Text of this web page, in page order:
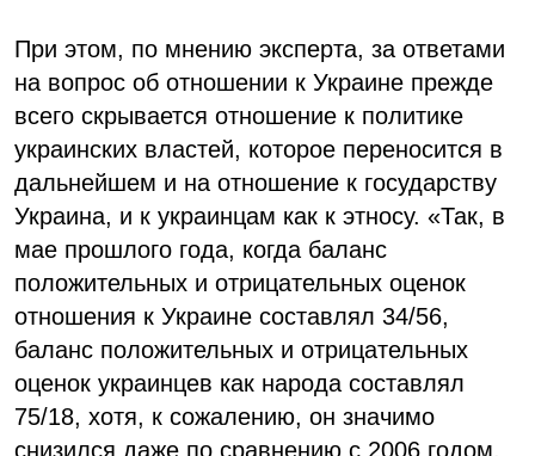
При этом, по мнению эксперта, за ответами
на вопрос об отношении к Украине прежде
всего скрывается отношение к политике
украинских властей, которое переносится в
дальнейшем и на отношение к государству
Украина, и к украинцам как к этносу. «Так, в
мае прошлого года, когда баланс
положительных и отрицательных оценок
отношения к Украине составлял 34/56,
баланс положительных и отрицательных
оценок украинцев как народа составлял
75/18, хотя, к сожалению, он значимо
снизился даже по сравнению с 2006 годом,